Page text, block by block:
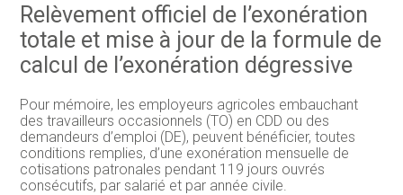
Relèvement officiel de l’exonération
totale et mise à jour de la formule de
calcul de l’exonération dégressive
Pour mémoire, les employeurs agricoles embauchant
des travailleurs occasionnels (TO) en CDD ou des
demandeurs d’emploi (DE), peuvent bénéficier, toutes
conditions remplies, d’une exonération mensuelle de
cotisations patronales pendant 119 jours ouvrés
consécutifs, par salarié et par année civile.